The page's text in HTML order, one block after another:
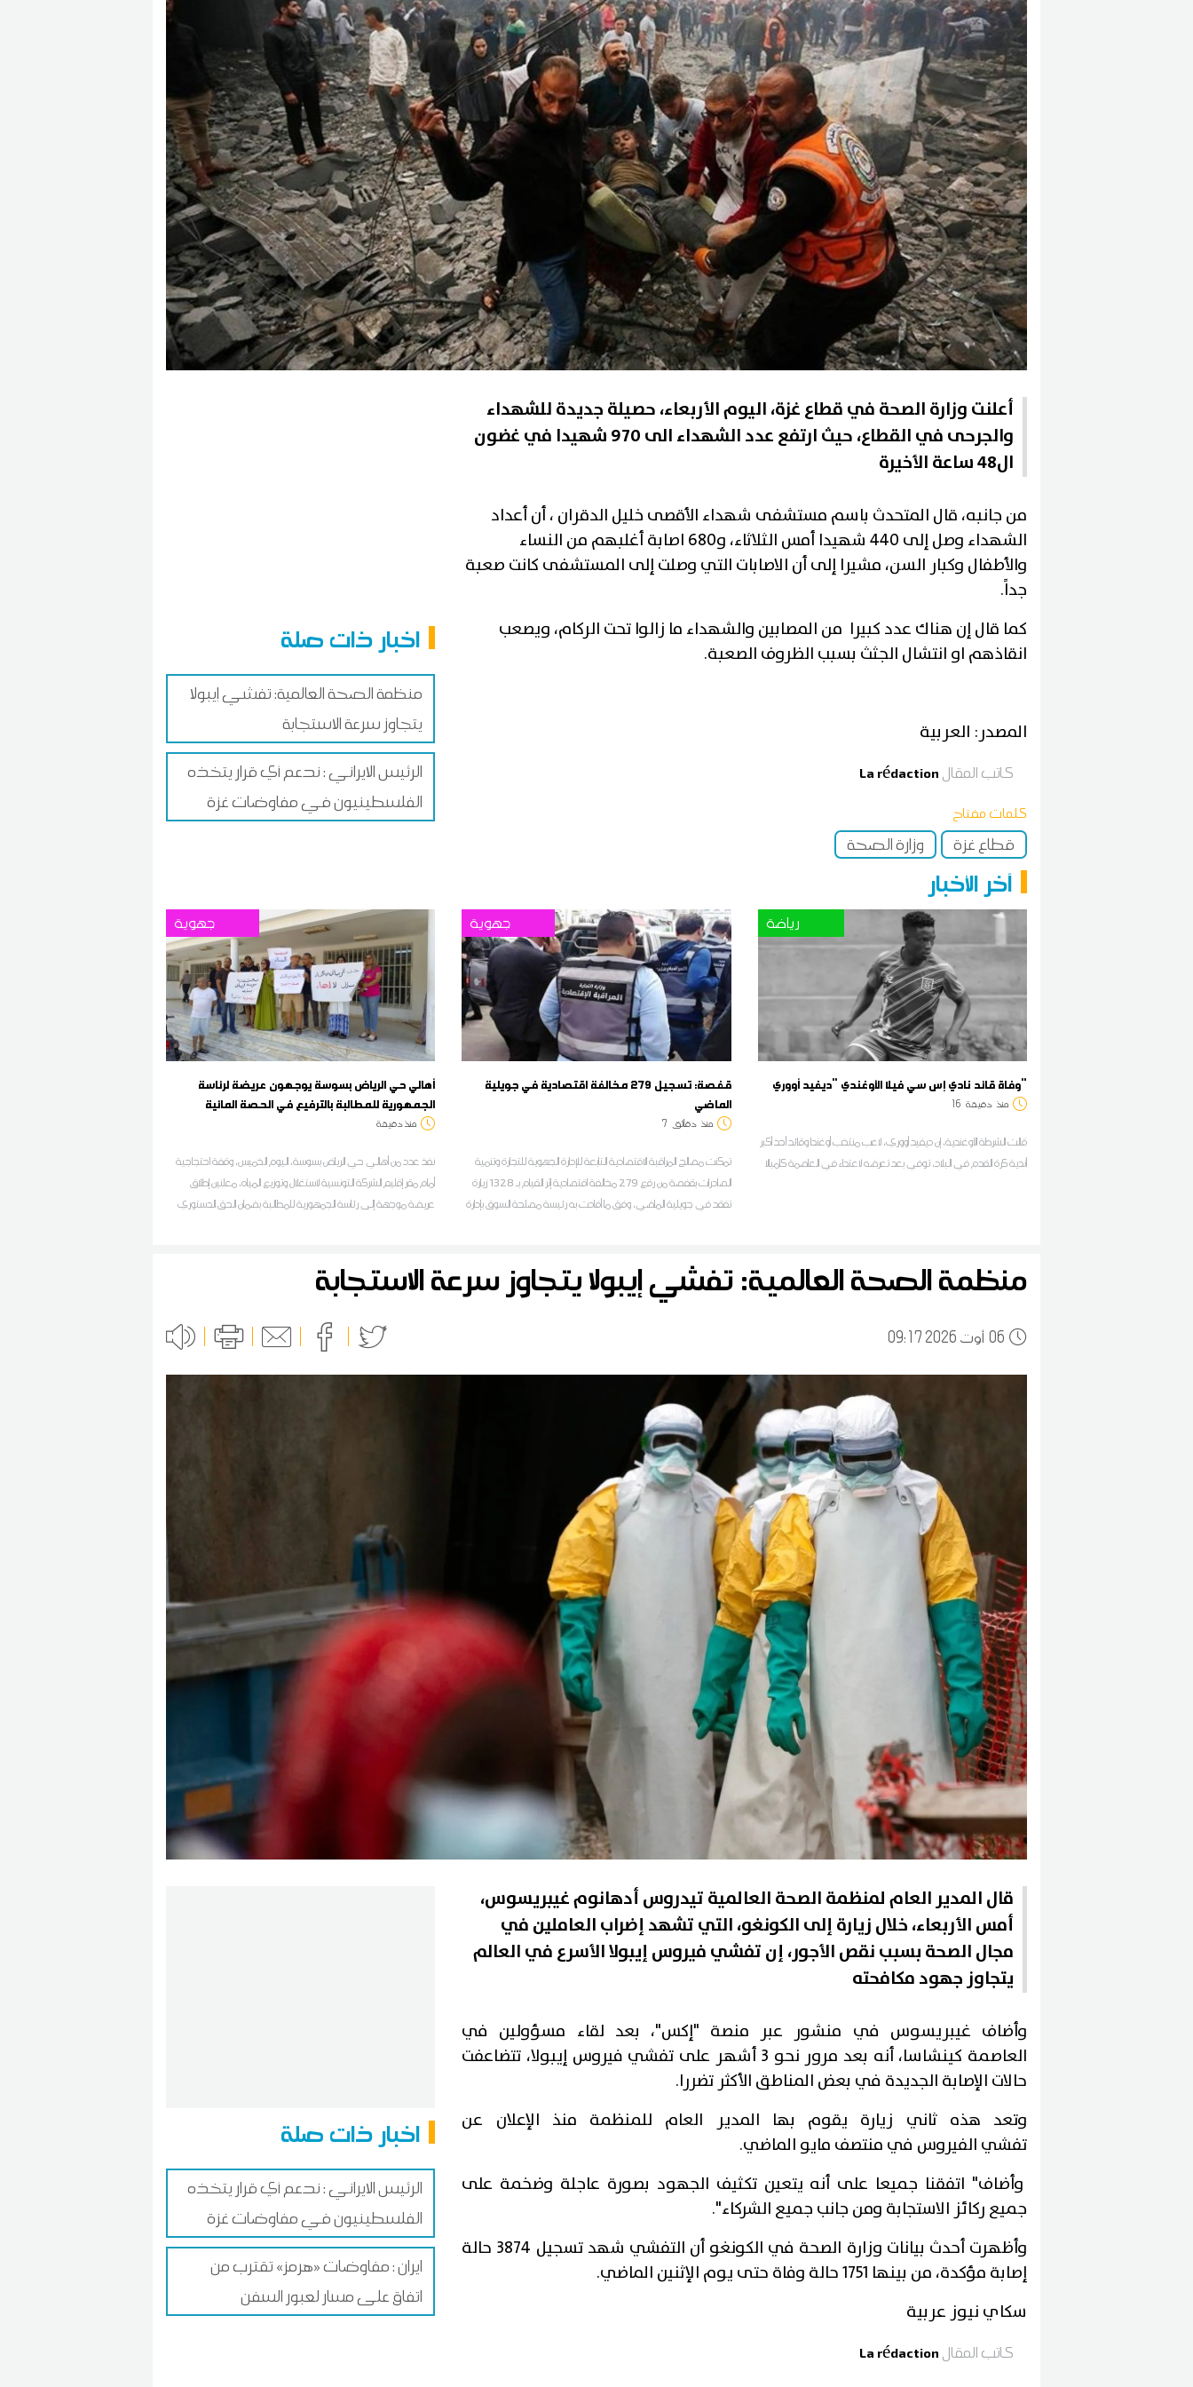
اخبار ذات صلة
منظمة الصحة العالمية: تفشي إيبولا
يتجاوز سرعة الاستجابة
الرئيس الايراني : ندعم أي قرار يتخذه
الفلسطينيون في مفاوضات غزة
أعلنت وزارة الصحة في قطاع غزة، اليوم الأربعاء، حصيلة جديدة للشهداء
والجرحى في القطاع، حيث ارتفع عدد الشهداء الى 970 شهيدا في غضون
ال48 ساعة الأخيرة
من جانبه، قال المتحدث باسم مستشفى شهداء الأقصى خليل الدقران ، أن أعداد
الشهداء وصل إلى 440 شهيدا أمس الثلاثاء، و680 اصابة أغلبهم من النساء
والأطفال وكبار السن، مشيرا إلى أن الاصابات التي وصلت إلى المستشفى كانت صعبة
جداً.
كما قال إن هناك عدد كبيرا من المصابين والشهداء ما زالوا تحت الركام، ويصعب
انقاذهم او انتشال الجثث بسبب الظروف الصعبة.
المصدر: العربية
كاتب المقال La rédaction
كلمات مفتاح
قطاع غزة وزارة الصحة
آخر الأخبار
جهوية
أهالي حي الرياض بسوسة يوجهون عريضة لرئاسة
الجمهورية للمطالبة بالترفيع في الحصة المائية
منذ دقيقة
نفذ عدد من أهالي حي الرياض بسوسة، اليوم الخميس، وقفة احتجاجية
أمام مقر إقليم الشركة التونسية لاستغلال وتوزيع المياه، معلنين إطلاق
عريضة موجهة إلى رئاسة الجمهورية للمطالبة بضمان الحق الدستوري
جهوية
قفصة: تسجيل 279 مخالفة اقتصادية في جويلية
الماضي
منذ دقائق 7
تمكنت مصالح المراقبة الاقتصادية التابعة للإدارة الجهوية للتجارة وتنمية
الصادرات بقفصة من رفع 279 مخالفة اقتصادية إثر القيام بـ 1328 زيارة
تفقد في جويلية الماضي، وفق ما أفادت به رئيسة مصلحة السوق بإدارة
رياضة
وفاة قائد نادي إس سي فيلا الأوغندي "ديفيد أووري"
منذ دقيقة 16
قالت الشرطة الأوغندية، إن ديفيد أووري، لاعب منتخب أوغندا وقائد أحد أكبر
أندية كرة القدم في البلاد، توفي بعد تعرضه لاعتداء في العاصمة كامبالا
منظمة الصحة العالمية: تفشي إيبولا يتجاوز سرعة الاستجابة
0609:17 2026 أوت
اخبار ذات صلة
الرئيس الايراني : ندعم أي قرار يتخذه
الفلسطينيون في مفاوضات غزة
ايران : مفاوضات «هرمز» تقترب من
اتفاق على مسار لعبور السفن
قال المدير العام لمنظمة الصحة العالمية تيدروس أدهانوم غيبريسوس،
أمس الأربعاء، خلال زيارة إلى الكونغو، التي تشهد إضراب العاملين في
مجال الصحة بسبب نقص الأجور، إن تفشي فيروس إيبولا الأسرع في العالم
يتجاوز جهود مكافحته
وأضاف غيبريسوس في منشور عبر منصة "إكس"، بعد لقاء مسؤولين في
العاصمة كينشاسا، أنه بعد مرور نحو 3 أشهر على تفشي فيروس إيبولا، تتضاعفت
حالات الإصابة الجديدة في بعض المناطق الأكثر تضررا.
وتعد هذه ثاني زيارة يقوم بها المدير العام للمنظمة منذ الإعلان عن
تفشي الفيروس في منتصف مايو الماضي.
وأضاف" اتفقنا جميعا على أنه يتعين تكثيف الجهود بصورة عاجلة وضخمة على
جميع ركائز الاستجابة ومن جانب جميع الشركاء".
وأظهرت أحدث بيانات وزارة الصحة في الكونغو أن التفشي شهد تسجيل 3874 حالة
إصابة مؤكدة، من بينها 1751 حالة وفاة حتى يوم الإثنين الماضي.
سكاي نيوز عربية
كاتب المقال La rédaction